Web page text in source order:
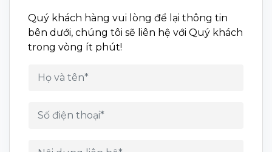
Quý khách hàng vui lòng để lại thông tin
bên dưới, chúng tôi sẽ liên hệ với Quý khách
trong vòng ít phút!